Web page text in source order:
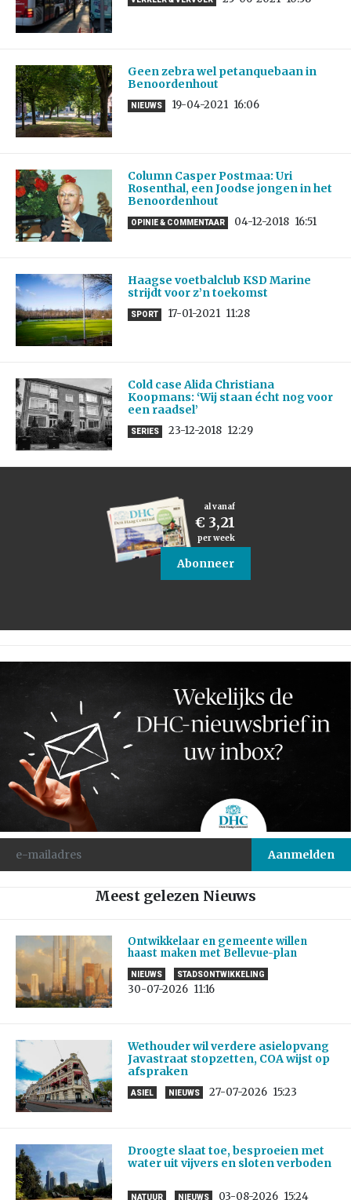
Geen zebra wel petanquebaan in
Benoordenhout
NIEUWS 19-04-2021 16:06
Column Casper Postmaa: Uri
Rosenthal, een Joodse jongen in het
Benoordenhout
OPINIE & COMMENTAAR 04-12-2018 16:51
Haagse voetbalclub KSD Marine
strijdt voor z’n toekomst
SPORT 17-01-2021 11:28
Cold case Alida Christiana
Koopmans: ‘Wij staan écht nog voor
een raadsel’
SERIES 23-12-2018 12:29
al vanaf
€ 3,21
per week
Abonneer
Meest gelezen Nieuws
Ontwikkelaar en gemeente willen
haast maken met Bellevue-plan
NIEUWS STADSONTWIKKELING
30-07-2026 11:16
Wethouder wil verdere asielopvang
Javastraat stopzetten, COA wijst op
afspraken
ASIEL NIEUWS 27-07-2026 15:23
Droogte slaat toe, besproeien met
water uit vijvers en sloten verboden
NATUUR NIEUWS 03-08-2026 15:24